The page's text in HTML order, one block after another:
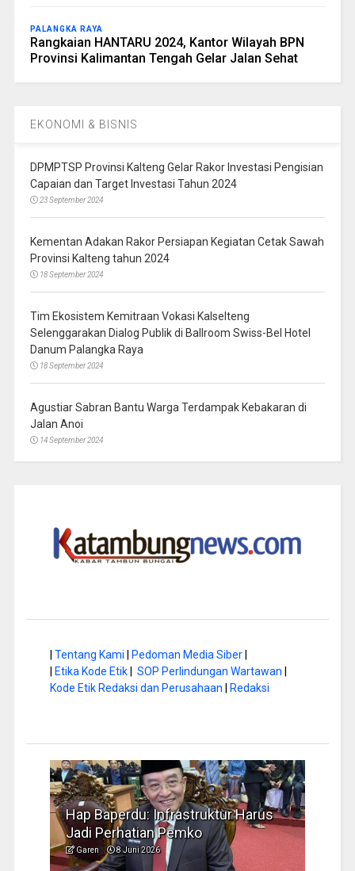
PALANGKA RAYA
Rangkaian HANTARU 2024, Kantor Wilayah BPN
Provinsi Kalimantan Tengah Gelar Jalan Sehat
EKONOMI & BISNIS
DPMPTSP Provinsi Kalteng Gelar Rakor Investasi Pengisian
Capaian dan Target Investasi Tahun 2024
23 September 2024
Kementan Adakan Rakor Persiapan Kegiatan Cetak Sawah
Provinsi Kalteng tahun 2024
18 September 2024
Tim Ekosistem Kemitraan Vokasi Kalselteng
Selenggarakan Dialog Publik di Ballroom Swiss-Bel Hotel
Danum Palangka Raya
18 September 2024
Agustiar Sabran Bantu Warga Terdampak Kebakaran di
Jalan Anoi
14 September 2024
Tentang Kami Pedoman Media Siber|
Etika Kode Etik| SOP Perlindungan Wartawan
Kode Etik Redaksi dan Perusahaan
Redaksi
Baperdu: Infrastruktur Harus
Perhatian Pemko
8 Juni 2026
Musim Kemarau,
Pengelolaan